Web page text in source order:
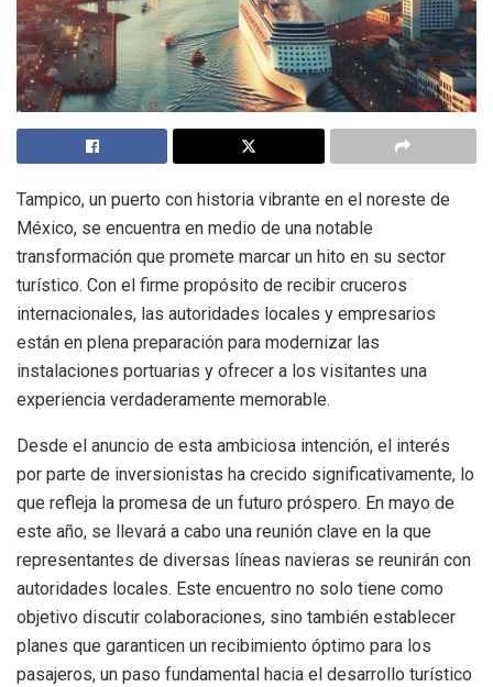
Tampico, un puerto con historia vibrante en el noreste de
México, se encuentra en medio de una notable
transformación que promete marcar un hito en su sector
turístico. Con el firme propósito de recibir cruceros
internacionales, las autoridades locales y empresarios
están en plena preparación para modernizar las
instalaciones portuarias y ofrecer a los visitantes una
experiencia verdaderamente memorable.
Desde el anuncio de esta ambiciosa intención, el interés
por parte de inversionistas ha crecido significativamente, lo
que refleja la promesa de un futuro próspero. En mayo de
este año, se llevará a cabo una reunión clave en la que
representantes de diversas líneas navieras se reunirán con
autoridades locales. Este encuentro no solo tiene como
objetivo discutir colaboraciones, sino también establecer
planes que garanticen un recibimiento óptimo para los
pasajeros, un paso fundamental hacia el desarrollo turístico